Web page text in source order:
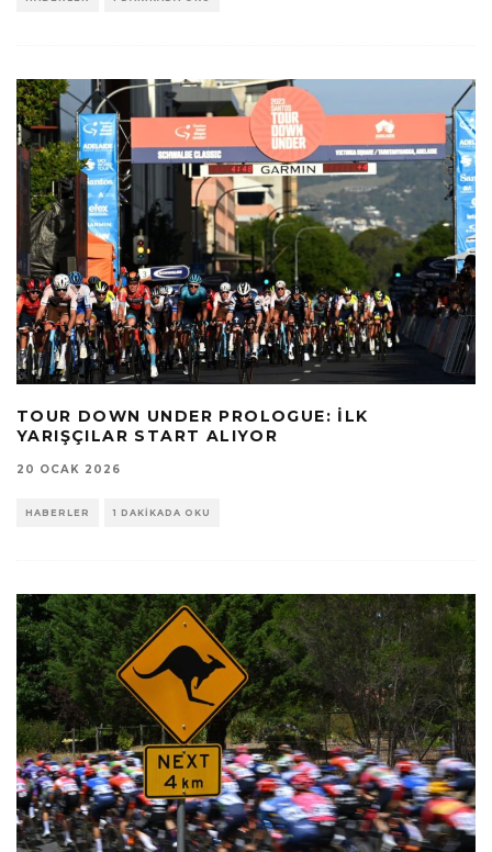
TOUR DOWN UNDER PROLOGUE: İLK
YARIŞÇILAR START ALIYOR
20 OCAK 2026
HABERLER 1 DAKIKADA OKU